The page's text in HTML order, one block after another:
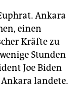
Ankara
einen
Kräfte zu
Stunden
Joe Biden
landete.